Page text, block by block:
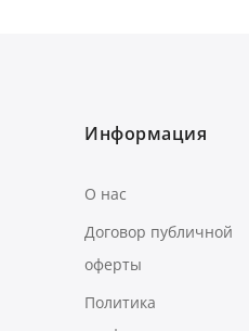
Информация
О нас
Договор публичной
оферты
Политика